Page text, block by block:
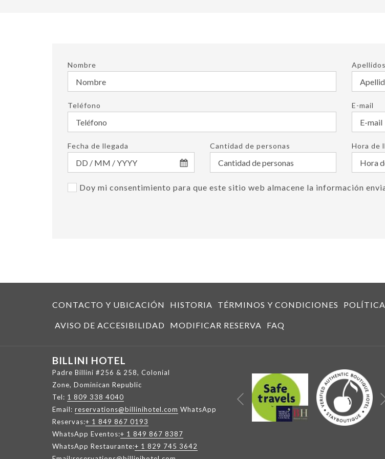
Nombre Apellidos
Teléfono E-mail
Fecha de llegada Cantidad de personas Hora de
Doy mi consentimiento para que este sitio web almacene la información
CONTACTO Y UBICACIÓN HISTORIA TÉRMINOS Y CONDICIONES
AVISO DE ACCESIBILIDAD MODIFICAR RESERVA FAQ
BILLINI HOTEL
Padre Billini #256 & 258, Colonial
Zone, Dominican Republic
Tel: 1 809 338 4040
Email: reservations@billinihotel.com WhatsApp
Reservas:+ 1 849 867 0193
WhatsApp Eventos:+ 1 849 867 8387
WhatsApp Restaurante:+ 1 829 745 3642
Anterior